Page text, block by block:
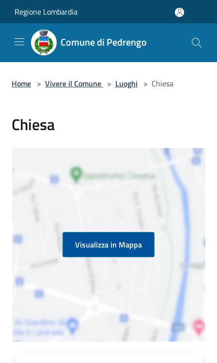
Regione Lombardia
Comune di Pedrengo
Home > Vivere il Comune > Luoghi > Chiesa
Chiesa
Visualizza in Mappa